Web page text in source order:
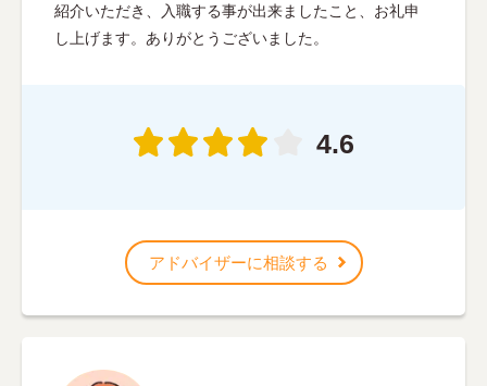
紹介いただき、入職する事が出来ましたこと、お礼申
し上げます。ありがとうございました。
4.6
アドバイザーに相談する